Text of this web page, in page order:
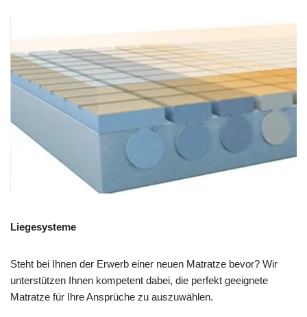
Liegesysteme
Steht bei Ihnen der Erwerb einer neuen Matratze bevor? Wir
unterstützen Ihnen kompetent dabei, die perfekt geeignete
Matratze für Ihre Ansprüche zu auszuwählen.